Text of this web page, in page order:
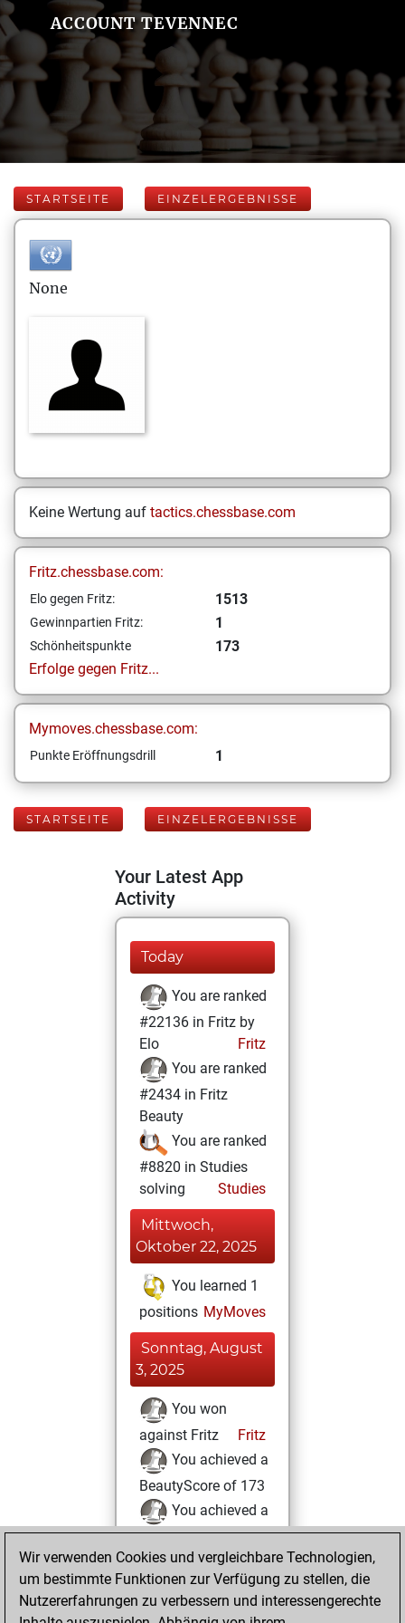
ACCOUNT TEVENNEC
STARTSEITE EINZELERGEBNISSE
None
Keine Wertung auf tactics.chessbase.com
Fritz.chessbase.com:
Elo gegen Fritz: 1513
Gewinnpartien Fritz: 1
Schönheitspunkte
173
Erfolge gegen Fritz...
Mymoves.chessbase.com:
Punkte Eröffnungsdrill 1
STARTSEITE EINZELERGEBNISSE
Your Latest App
Activity
Today
You are ranked
#22136 in Fritz by
Elo
Fritz
You are ranked
#2434 in Fritz
Beauty
You are ranked
#8820 in Studies
solving
Studies
Mittwoch,
Oktober 22, 2025
You learned 1
positions MyMoves
Sonntag, August
3, 2025
You won
against Fritz
Fritz
You achieved a
BeautyScore of 173
You achieved a
new Elo of 1513
Montag,
Dezember 27, 2021
Wir verwenden Cookies und vergleichbare Technologien,
um bestimmte Funktionen zur Verfügung zu stellen, die
Nutzererfahrungen zu verbessern und interessengerechte